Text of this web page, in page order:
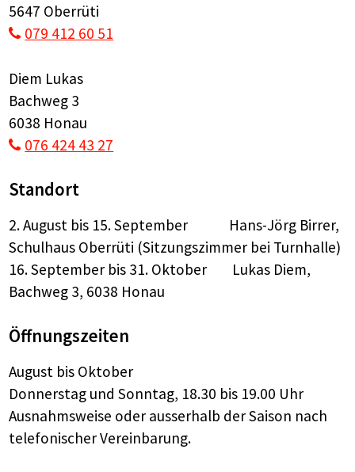
5647 Oberrüti
079 412 60 51
Diem Lukas
Bachweg 3
6038 Honau
076 424 43 27
Standort
2. August bis 15. September Hans-Jörg Birrer,
Schulhaus Oberrüti (Sitzungszimmer bei Turnhalle)
16. September bis 31. Oktober Lukas Diem,
Bachweg 3, 6038 Honau
Öffnungszeiten
August bis Oktober
Donnerstag und Sonntag, 18.30 bis 19.00 Uhr
Ausnahmsweise oder ausserhalb der Saison nach
telefonischer Vereinbarung.